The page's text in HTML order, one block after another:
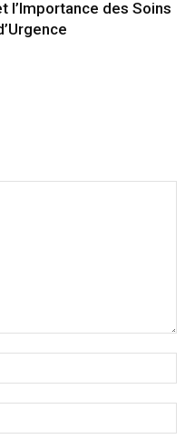
l’Importance des Soins